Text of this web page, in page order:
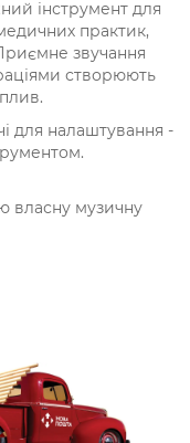
інструмент для
практик,
звучання
створюють
для налаштування -
власну музичну